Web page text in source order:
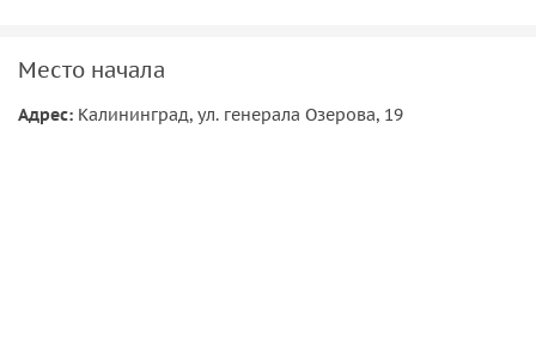
• Знакомство с самым известным мастером Александром
Место начала
Адрес: Калининград, ул. генерала Озерова, 19